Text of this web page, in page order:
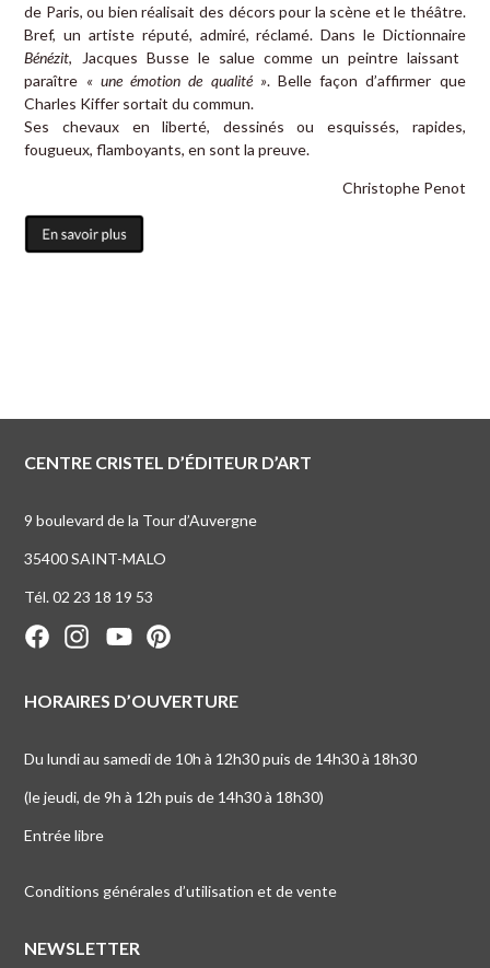
de Paris, ou bien réalisait des décors pour la scène et le théâtre.
Bref, un artiste réputé, admiré, réclamé. Dans le Dictionnaire
Bénézit, Jacques Busse le salue comme un peintre laissant
paraître « une émotion de qualité ». Belle façon d’affirmer que
Charles Kiffer sortait du commun.
Ses chevaux en liberté, dessinés ou esquissés, rapides,
fougueux, flamboyants, en sont la preuve.
Christophe Penot
CENTRE CRISTEL D’ÉDITEUR D’ART
9 boulevard de la Tour d’Auvergne
35400 SAINT-MALO
Tél. 02 23 18 19 53
HORAIRES D’OUVERTURE
Du lundi au samedi de 10h à 12h30 puis de 14h30 à 18h30
(le jeudi, de 9h à 12h puis de 14h30 à 18h30)
Entrée libre
Conditions générales d’utilisation et de vente
NEWSLETTER